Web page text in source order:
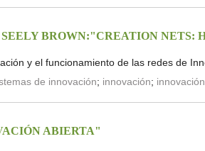
BROWN:"CREATION NETS:
y el funcionamiento de las redes de
de innovación; innovación;
ABIERTA"